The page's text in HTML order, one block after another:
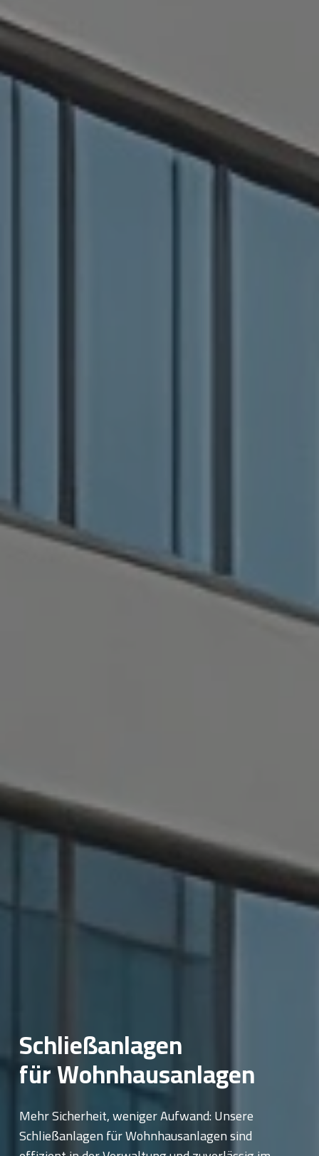
Schließanlagen
für Wohnhausanlagen
Mehr Sicherheit, weniger Aufwand: Unsere
Schließanlagen für Wohnhausanlagen sind